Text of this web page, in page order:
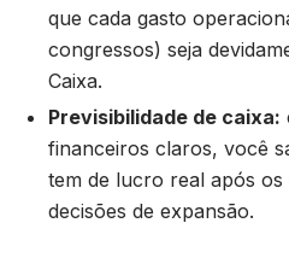
que cada gasto
congressos) seja
Caixa.
Previsibilidade de caixa:
financeiros claros, você
tem de lucro real após
decisões de expansão.